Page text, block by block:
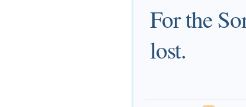
For the
lost.